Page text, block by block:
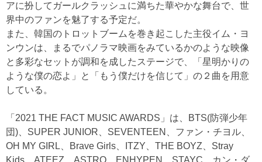
アに扮してガールクラッシュに満ちた華やかな舞台で、世
界中のファンを魅了する予定だ。
また、韓国のトロットブームを巻き起こした主役イム・ヨ
ンウンは、まるでパノラマ映画をみているかのような映像
と多彩なセットが調和を成したステージで、「星明かりの
ような僕の恋よ」と「もう僕だけを信じて」の２曲を用意
している。
「2021 THE FACT MUSIC AWARDS」は、BTS(防弾少年
団)、SUPER JUNIOR、SEVENTEEN、ファン・チヨル、
OH MY GIRL、Brave Girls、ITZY、THE BOYZ、Stray
Kids、ATEEZ、ASTRO、ENHYPEN、STAYC、カン・ダ